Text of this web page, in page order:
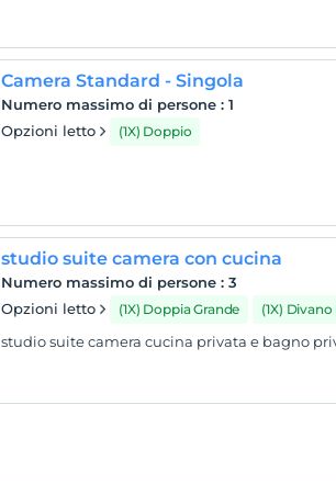
Camera Standard - Singola
Numero massimo di persone :1
Opzioni letto
(1X) Doppio
studio suite camera con cucina
Numero massimo di persone :3
Opzioni letto
(1X) Doppia Grande (1X)
studio suite camera cucina privata e bagno